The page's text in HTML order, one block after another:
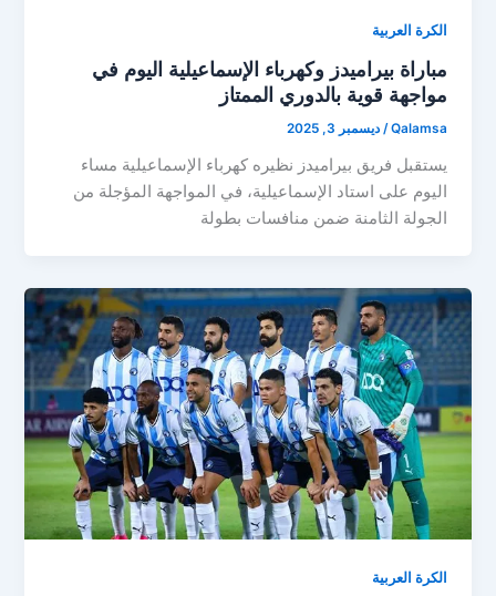
الكرة العربية
مباراة بيراميدز وكهرباء الإسماعيلية اليوم في
مواجهة قوية بالدوري الممتاز
Qalamsa
/ديسمبر 3, 2025
يستقبل فريق بيراميدز نظيره كهرباء الإسماعيلية مساء
اليوم على استاد الإسماعيلية، في المواجهة المؤجلة من
الجولة الثامنة ضمن منافسات بطولة
الكرة العربية